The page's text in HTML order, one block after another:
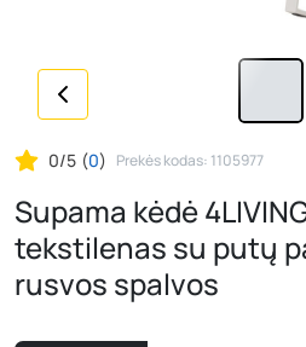
0/5 (0) Prekės kodas: 1105977
Supama kėdė
tekstilenas su putų
rusvos spalvos